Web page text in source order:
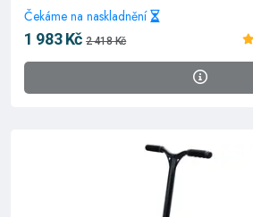
Čekáme na naskladnění
1 983 Kč 2 418 Kč